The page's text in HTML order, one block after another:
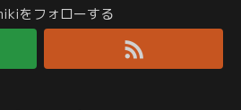
をフォローする